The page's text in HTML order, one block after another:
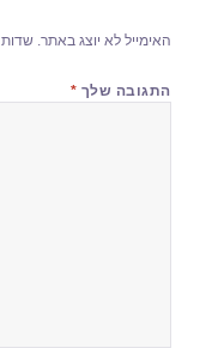
האימייל לא יוצג באתר.
התגובה שלך *